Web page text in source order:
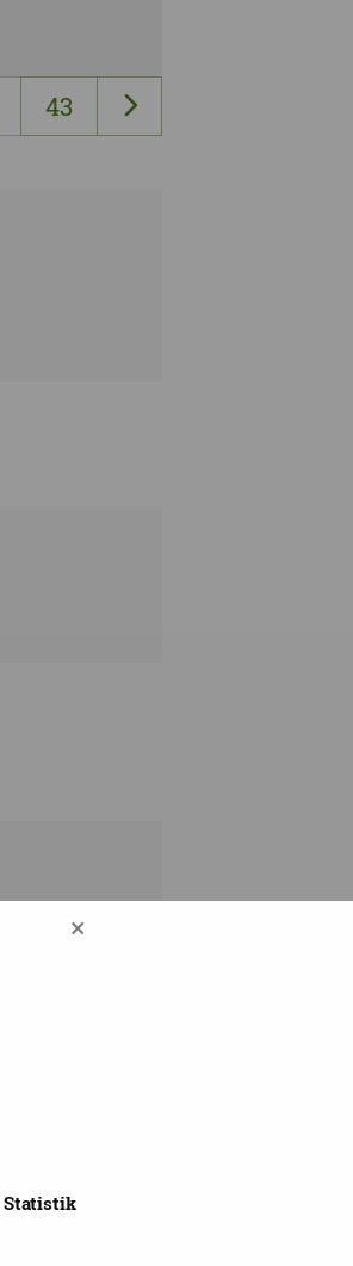
43
nächste Seite
×
Statistik